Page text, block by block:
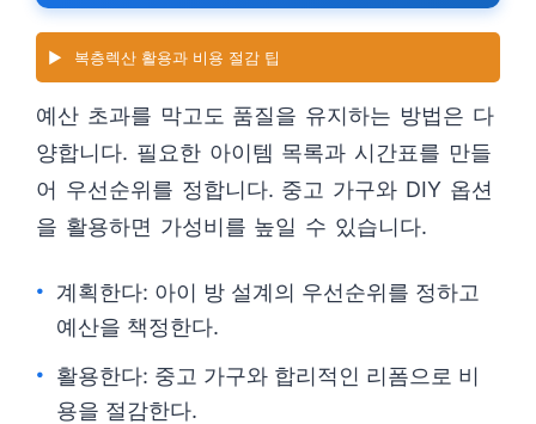
▶️ 복층렉산 활용과 비용 절감 팁
예산 초과를 막고도 품질을 유지하는 방법은 다
양합니다. 필요한 아이템 목록과 시간표를 만들
어 우선순위를 정합니다. 중고 가구와 DIY 옵션
을 활용하면 가성비를 높일 수 있습니다.
계획한다: 아이 방 설계의 우선순위를 정하고
예산을 책정한다.
활용한다: 중고 가구와 합리적인 리폼으로 비
용을 절감한다.